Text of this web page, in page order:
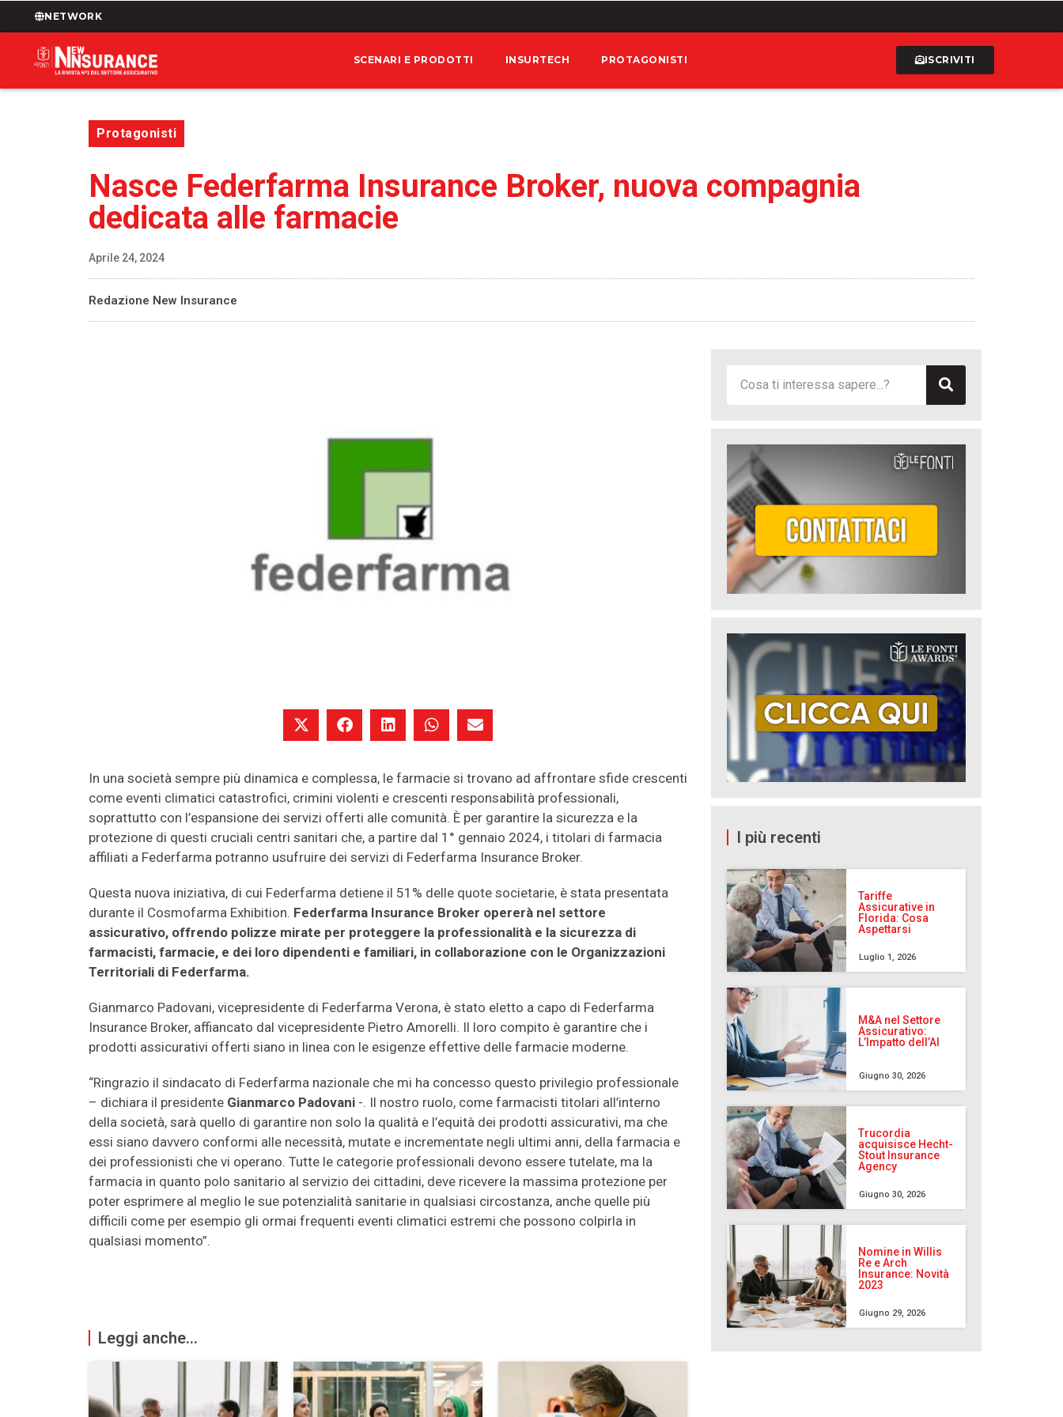
NETWORK
SCENARI E PRODOTTI INSURTECH PROTAGONISTI ISCRIVITI
Protagonisti
Nasce Federfarma Insurance Broker, nuova compagnia
dedicata alle farmacie
Aprile 24, 2024
Redazione New Insurance
In una società sempre più dinamica e complessa, le farmacie si trovano ad affrontare sfide crescenti
come eventi climatici catastrofici, crimini violenti e crescenti responsabilità professionali,
soprattutto con l’espansione dei servizi offerti alle comunità. È per garantire la sicurezza e la
protezione di questi cruciali centri sanitari che, a partire dal 1° gennaio 2024, i titolari di farmacia
affiliati a Federfarma potranno usufruire dei servizi di Federfarma Insurance Broker.
Questa nuova iniziativa, di cui Federfarma detiene il 51% delle quote societarie, è stata presentata
durante il Cosmofarma Exhibition. Federfarma Insurance Broker opererà nel settore
assicurativo, offrendo polizze mirate per proteggere la professionalità e la sicurezza di
farmacisti, farmacie, e dei loro dipendenti e familiari, in collaborazione con le Organizzazioni
Territoriali di Federfarma.
Gianmarco Padovani, vicepresidente di Federfarma Verona, è stato eletto a capo di Federfarma
Insurance Broker, affiancato dal vicepresidente Pietro Amorelli. Il loro compito è garantire che i
prodotti assicurativi offerti siano in linea con le esigenze effettive delle farmacie moderne.
“Ringrazio il sindacato di Federfarma nazionale che mi ha concesso questo privilegio professionale
– dichiara il presidente Gianmarco Padovani -. Il nostro ruolo, come farmacisti titolari all’interno
della società, sarà quello di garantire non solo la qualità e l’equità dei prodotti assicurativi, ma che
essi siano davvero conformi alle necessità, mutate e incrementate negli ultimi anni, della farmacia e
dei professionisti che vi operano. Tutte le categorie professionali devono essere tutelate, ma la
farmacia in quanto polo sanitario al servizio dei cittadini, deve ricevere la massima protezione per
poter esprimere al meglio le sue potenzialità sanitarie in qualsiasi circostanza, anche quelle più
difficili come per esempio gli ormai frequenti eventi climatici estremi che possono colpirla in
qualsiasi momento”.
Leggi anche...
I più recenti
Tariffe
Assicurative in
Florida: Cosa
Aspettarsi
Luglio 1, 2026
M&A nel Settore
Assicurativo:
L’Impatto dell’AI
Giugno 30, 2026
Trucordia
acquisisce Hecht-
Stout Insurance
Agency
Giugno 30, 2026
Nomine in Willis
Re e Arch
Insurance: Novità
2023
Giugno 29, 2026